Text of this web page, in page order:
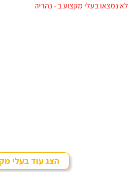
לא נמצאו בעלי מקצוע ב - נהריה
הצג עוד בעלי